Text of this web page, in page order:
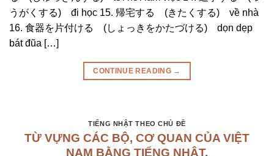
うがくする) đi học 15. 帰宅する (きたくする) về nhà
16. 食器を片付ける (しょっきをかたづける) dọn dẹp
bát đũa […]
CONTINUE READING →
TIẾNG NHẬT THEO CHỦ ĐỀ
TỪ VỰNG CÁC BỘ, CƠ QUAN CỦA VIỆT
NAM BẰNG TIẾNG NHẬT.